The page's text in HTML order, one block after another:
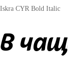
Iskra CYR Bold Italic
В